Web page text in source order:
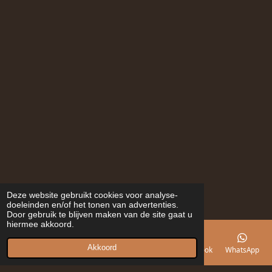
Deze website gebruikt cookies voor analyse-
doeleinden en/of het tonen van advertenties.
Door gebruik te blijven maken van de site gaat u
hiermee akkoord.
Akkoord
Telefoonnummer Facebook WhatsApp